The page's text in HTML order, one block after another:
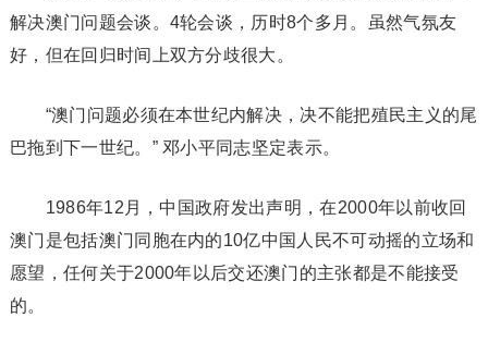
解决澳门问题会谈。4轮会谈，历时8个多月。虽然气氛友
好，但在回归时间上双方分歧很大。
“澳门问题必须在本世纪内解决，决不能把殖民主义的尾
巴拖到下一世纪。” 邓小平同志坚定表示。
1986年12月，中国政府发出声明，在2000年以前收回
澳门是包括澳门同胞在内的10亿中国人民不可动摇的立场和
愿望，任何关于2000年以后交还澳门的主张都是不能接受
的。